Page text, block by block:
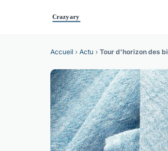
Accueil › Actu › Tour d'horizon des